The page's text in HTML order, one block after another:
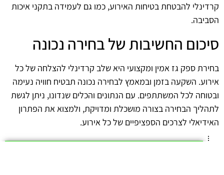
קרדינלי להבטחת בטיחות האירוע, כמו גם לעמידה בתקני איכות
הסביבה.
סיכום החשיבות של בחירה נכונה
בחירת ספק גז אמין ומקצועי היא שלב קרדינלי להצלחה של כל
אירוע. השקעה בזמן ובמאמץ לבחירה נכונה תבטיח חוויה נעימה
ובטוחה לכל המשתתפים. עם הנתונים והכלים שנדונו, ניתן לגשת
לתהליך הבחירה בצורה מושכלת ומדויקת, ולמצוא את הפתרון
האידיאלי לצרכים הספציפיים של כל אירוע.